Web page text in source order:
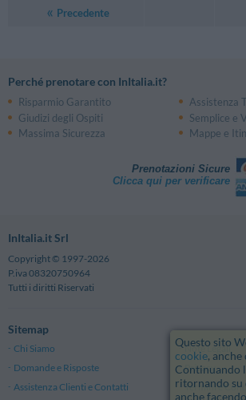
Precedente
Perché prenotare con InItalia.it?
Risparmio Garantito
Assistenza
Giudizi degli Ospiti
Semplice e
Massima Sicurezza
Mappe e
Prenotazioni Sicure
Clicca qui per verificare
InItalia.it Srl
Copyright © 1997-2026
P.iva 08320750964
Tutti i diritti Riservati
Sitemap
Chi Siamo
Note Legali
Domande e Risposte
Privacy
Assistenza Clienti e Contatti
Termini e
Questo sito
cookie,
Continuando
ritornando su
anche